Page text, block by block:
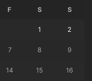
F S S
1 2
7 8 9
14 15 16